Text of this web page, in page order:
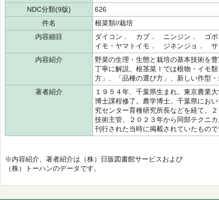
NDC分類(9版)
626
件名
根菜類//栽培
内容細目
ダイコン． カブ． ニンジン． ゴ
イモ・ヤマトイモ． ジネンジョ．
内容紹介
野菜の生理・生態と栽培の基本技術を
丁寧に解説。根茎菜Ⅰでは根物・イモ
方」、「品種の選び方」、新しい作型
著者紹介
１９５４年、千葉県生まれ。東京農業
博士課程修了。農学博士。千葉県にお
究センター育種研究所長などを経て、
技術主管、２０２３年から同部テクニ
刊行された当時に掲載されていたもの
※内容紹介、著者紹介は（株）日販図書館サービスおよび
（株）トーハンのデータです。